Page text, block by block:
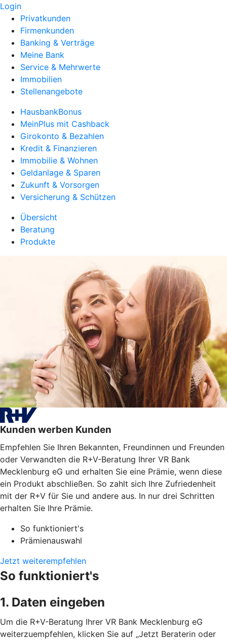
Login
Privatkunden
Firmenkunden
Banking & Verträge
Meine Bank
Service & Mehrwerte
Immobilien
Stellenangebote
HausbankBonus
MeinPlus mit Cashback
Girokonto & Bezahlen
Kredit & Finanzieren
Immobilie & Wohnen
Geldanlage & Sparen
Zukunft & Vorsorgen
Versicherung & Schützen
Übersicht
Beratung
Produkte
Kunden werben Kunden
Empfehlen Sie Ihren Bekannten, Freundinnen und Freunden
oder Verwandten die R+V-Beratung Ihrer VR Bank
Mecklenburg eG und erhalten Sie eine Prämie, wenn diese
ein Produkt abschließen. So zahlt sich Ihre Zufriedenheit
mit der R+V für Sie und andere aus. In nur drei Schritten
erhalten Sie Ihre Prämie.
So funktioniert's
Prämienauswahl
Jetzt weiterempfehlen
So funktioniert's
1. Daten eingeben
Um die R+V-Beratung Ihrer VR Bank Mecklenburg eG
weiterzuempfehlen, klicken Sie auf „Jetzt Beraterin oder